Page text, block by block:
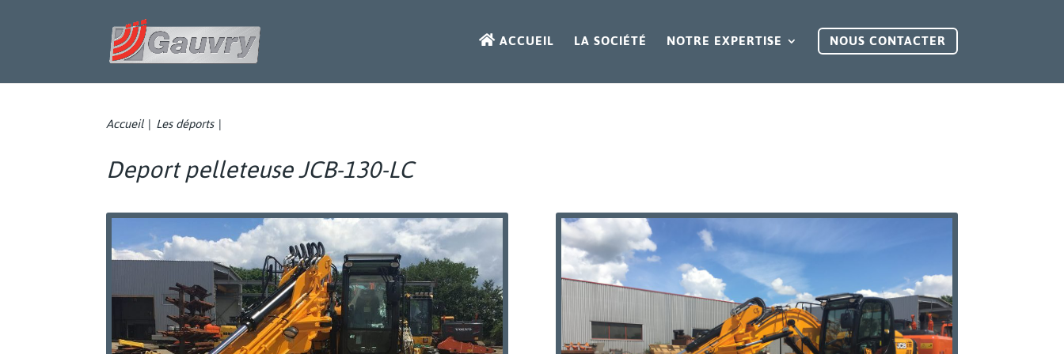
ACCUEIL LA SOCIÉTÉ NOTRE EXPERTISE NOUS CONTACTER
Accueil| Les déports|
Deport pelleteuse JCB-130-LC